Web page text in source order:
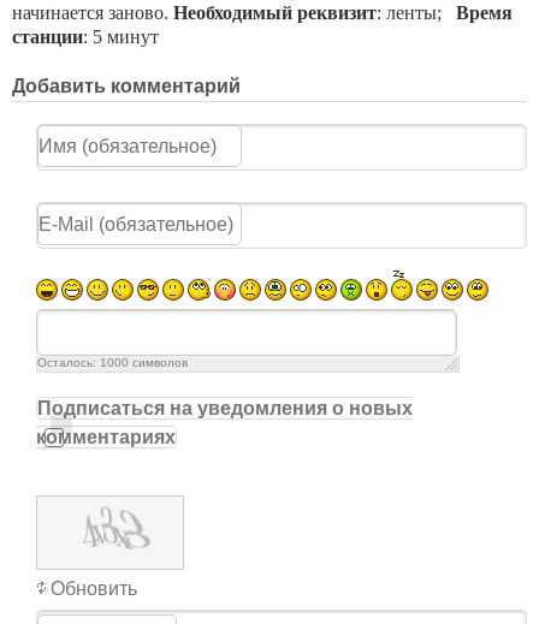
начинается заново. Необходимый реквизит: ленты; Время
станции: 5 минут
Добавить комментарий
Осталось: 1000 символов
Подписаться на уведомления о новых
комментариях
Обновить